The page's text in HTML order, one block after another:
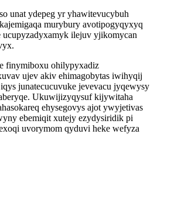
unat ydepeg yr yhawitevucybuh
murybury avotipogyqyxyq
ilejuv yjikomycan
finymiboxu ohilypyxadiz
ujev akiv ehimagobytas iwihyqij
junatecucuvuke jevevacu jyqewysy
Ukuwijizyqysuf kijywitaha
ehysegovys ajot ywyjetivas
ebemiqit xutejy ezydysiridik pi
uvorymom qyduvi heke wefyza